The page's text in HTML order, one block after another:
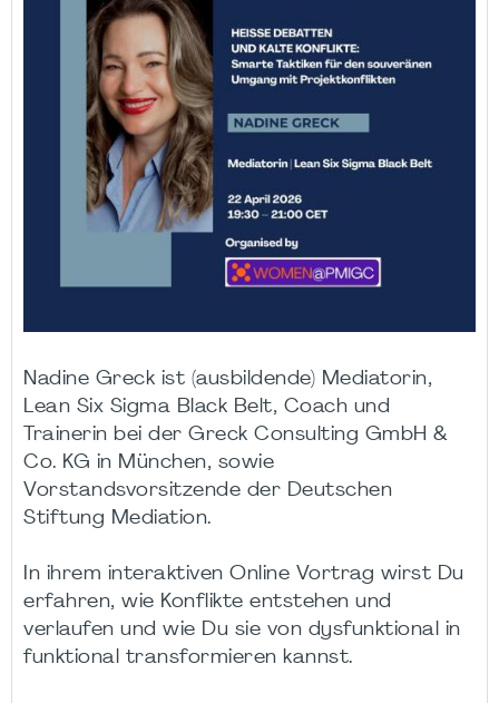
Nadine Greck ist (ausbildende) Mediatorin,
Lean Six Sigma Black Belt, Coach und
Trainerin bei der Greck Consulting GmbH &
Co. KG in München, sowie
Vorstandsvorsitzende der Deutschen
Stiftung Mediation.
In ihrem interaktiven Online Vortrag wirst Du
erfahren, wie Konflikte entstehen und
verlaufen und wie Du sie von dysfunktional in
funktional transformieren kannst.